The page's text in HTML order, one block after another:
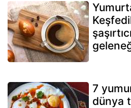
7
dünya